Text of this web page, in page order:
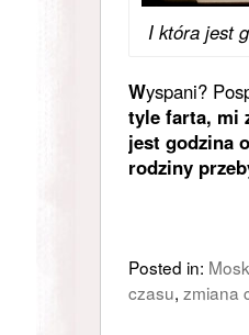
I która jest
Wyspani?
tyle farta, mi
jest godzina
rodziny
Posted in:
czasu, zmiana